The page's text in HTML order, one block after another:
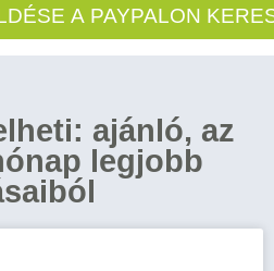
A PAYPALON
ajánló, az
legjobb